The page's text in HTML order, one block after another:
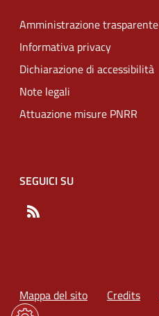
Amministrazione trasparente
Informativa privacy
Dichiarazione di accessibilità
Note legali
Attuazione misure PNRR
SEGUICI SU
Mappa del sito Credits